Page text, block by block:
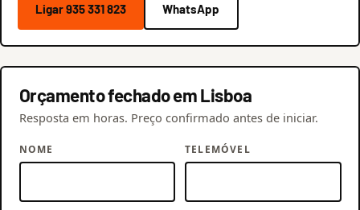
Ligar 935 331 823 WhatsApp
Orçamento fechado em Lisboa
Resposta em horas. Preço confirmado antes de iniciar.
NOME TELEMÓVEL